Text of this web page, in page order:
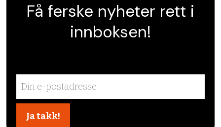
Få ferske nyheter rett i
innboksen!